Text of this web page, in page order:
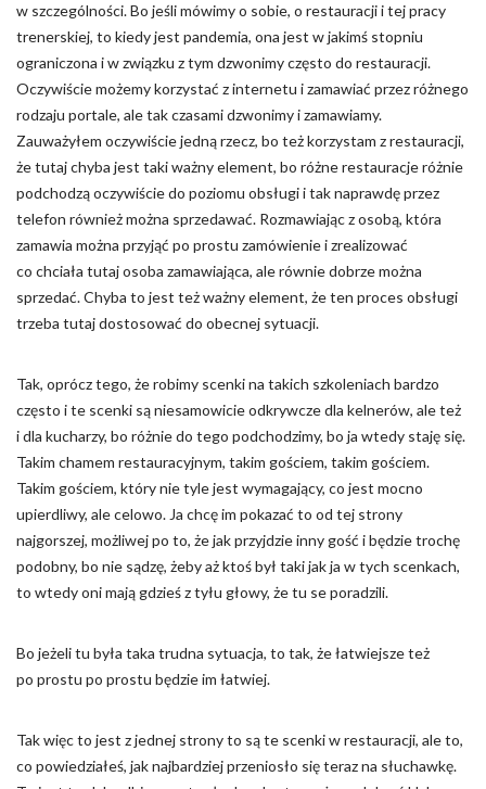
w szczególności. Bo jeśli mówimy o sobie, o restauracji i tej pracy
trenerskiej, to kiedy jest pandemia, ona jest w jakimś stopniu
ograniczona i w związku z tym dzwonimy często do restauracji.
Oczywiście możemy korzystać z internetu i zamawiać przez różnego
rodzaju portale, ale tak czasami dzwonimy i zamawiamy.
Zauważyłem oczywiście jedną rzecz, bo też korzystam z restauracji,
że tutaj chyba jest taki ważny element, bo różne restauracje różnie
podchodzą oczywiście do poziomu obsługi i tak naprawdę przez
telefon również można sprzedawać. Rozmawiając z osobą, która
zamawia można przyjąć po prostu zamówienie i zrealizować
co chciała tutaj osoba zamawiająca, ale równie dobrze można
sprzedać. Chyba to jest też ważny element, że ten proces obsługi
trzeba tutaj dostosować do obecnej sytuacji.
Tak, oprócz tego, że robimy scenki na takich szkoleniach bardzo
często i te scenki są niesamowicie odkrywcze dla kelnerów, ale też
i dla kucharzy, bo różnie do tego podchodzimy, bo ja wtedy staję się.
Takim chamem restauracyjnym, takim gościem, takim gościem.
Takim gościem, który nie tyle jest wymagający, co jest mocno
upierdliwy, ale celowo. Ja chcę im pokazać to od tej strony
najgorszej, możliwej po to, że jak przyjdzie inny gość i będzie trochę
podobny, bo nie sądzę, żeby aż ktoś był taki jak ja w tych scenkach,
to wtedy oni mają gdzieś z tyłu głowy, że tu se poradzili.
Bo jeżeli tu była taka trudna sytuacja, to tak, że łatwiejsze też
po prostu po prostu będzie im łatwiej.
Tak więc to jest z jednej strony to są te scenki w restauracji, ale to,
co powiedziałeś, jak najbardziej przeniosło się teraz na słuchawkę.